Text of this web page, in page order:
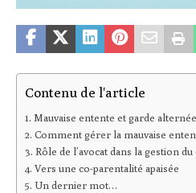
Contenu de l'article
Mauvaise entente et garde
Comment gérer la mauvaise
Rôle de l’avocat dans la gestion
Vers une co-parentalité apaisée
Un dernier mot…